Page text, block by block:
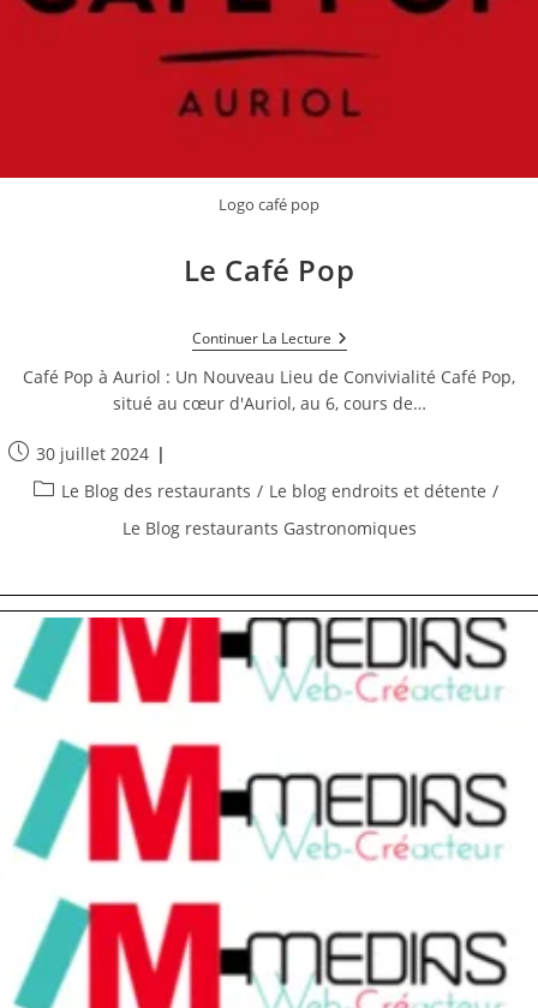
Logo café pop
Le Café Pop
Continuer La LectureLe
Café
Pop
Café Pop à Auriol : Un Nouveau Lieu de Convivialité Café Pop,
situé au cœur d'Auriol, au 6, cours de…
Publication
publiée :
30 juillet 2024
PostLe Blog des restaurants / Le blog endroits et détente /
Le Blog restaurants Gastronomiques